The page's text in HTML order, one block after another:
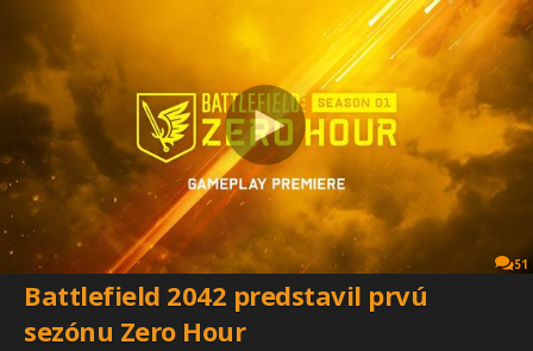
51
Battlefield 2042 predstavil prvú
sezónu Zero Hour